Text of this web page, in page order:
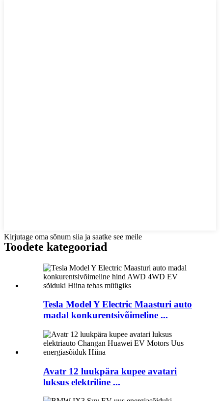
Kirjutage oma sõnum siia ja saatke see meile
Toodete kategooriad
Tesla Model Y Electric Maasturi auto
madal konkurentsivõimeline ...
Avatr 12 luukpära kupee avatari
luksus elektriline ...